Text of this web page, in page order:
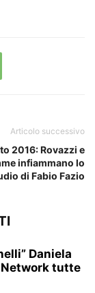
Articolo successivo
2016: Rovazzi e
infiammano lo
di Fabio Fazio
Daniela
Network tutte